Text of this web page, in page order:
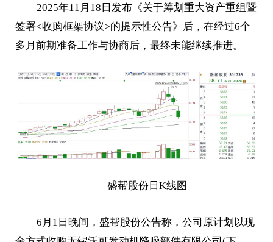
2025年11月18日发布《关于筹划重大资产重组暨
签署<收购框架协议>的提示性公告》后，在经过6个
多月前期准备工作与协商后，最终未能继续推进。
盛帮股份日K线图
6月1日晚间，盛帮股份公告称，公司原计划以现